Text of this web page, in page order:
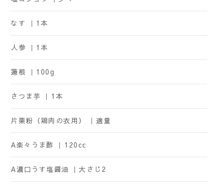
なす ｜ 1本
人参 ｜ 1本
蓮根 ｜ 100g
さつま芋 ｜ 1本
片栗粉（鶏肉の衣用） ｜ 適量
A楽々うま酢 ｜ 120cc
A濃口うす塩醤油 ｜大さじ2